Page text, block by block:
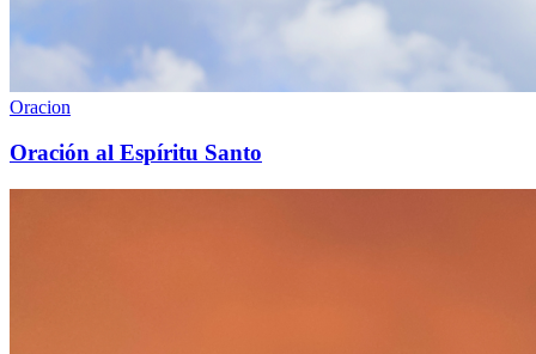
Oracion
Oración al Espíritu Santo